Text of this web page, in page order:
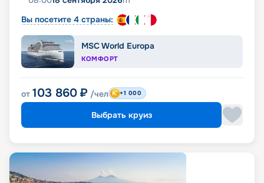
Вы посетите 4 страны:
MSC World Europa
КОМФОРТ
от 103 860 ₽ /чел +1 000
Выбрать круиз